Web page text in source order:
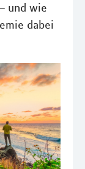
und wie
dabei